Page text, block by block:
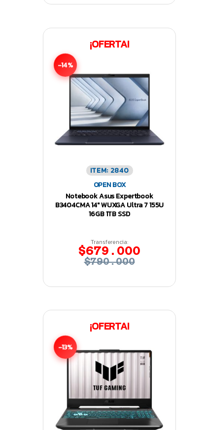
¡OFERTA!
-14%
ITEM: 2840
OPEN BOX
Notebook Asus Expertbook
B3404CMA 14″ WUXGA Ultra 7 155U
16GB 1TB SSD
Transferencia:
$679.000
$790.000
¡OFERTA!
-13%